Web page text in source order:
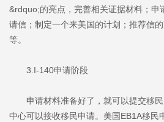
&rdquo;的亮点，完善相关证据材料；申
请信；制定一个来美国的计划；推荐信
等。
3.I-140申请阶段
申请材料准备好了，就可以提交移民
中心可以接收移民申请。美国EB1A移民